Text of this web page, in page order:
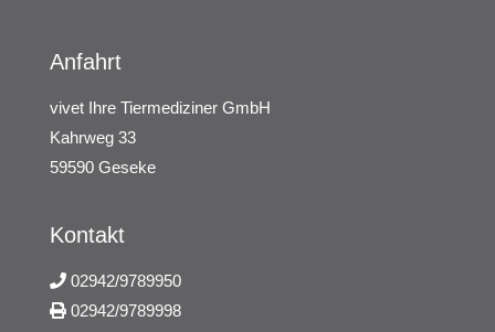
Anfahrt
vivet Ihre Tiermediziner GmbH
Kahrweg 33
59590 Geseke
Kontakt
02942/9789950
02942/9789998